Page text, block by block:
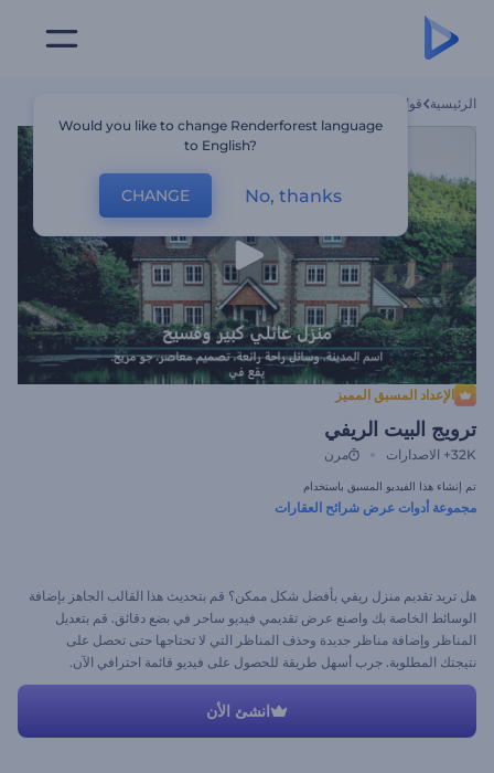
الرئيسية قوالب
الإعداد المسبق المميز
ترويج البيت الريفي
32K+ الاصدارات مرن
تم إنشاء هذا الفيديو المسبق باستخدام
مجموعة أدوات عرض شرائح العقارات
هل تريد تقديم منزل ريفي بأفضل شكل ممكن؟ قم بتحديث هذا القالب الجاهز بإضافة
الوسائط الخاصة بك واصنع عرض تقديمي فيديو ساحر في بضع دقائق. قم بتعديل
المناظر وإضافة مناظر جديدة وحذف المناظر التي لا تحتاجها حتى تحصل على
نتيجتك المطلوبة. جرب أسهل طريقة للحصول على فيديو قائمة احترافي الآن.
انشئ الأن
Would you like to change Renderforest language
to English?
CHANGE No, thanks